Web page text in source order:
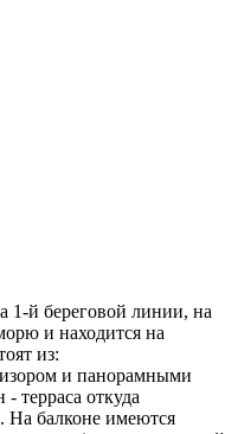
1-й береговой линии, на
и находится на
из:
и панорамными
терраса откуда
На балконе имеются